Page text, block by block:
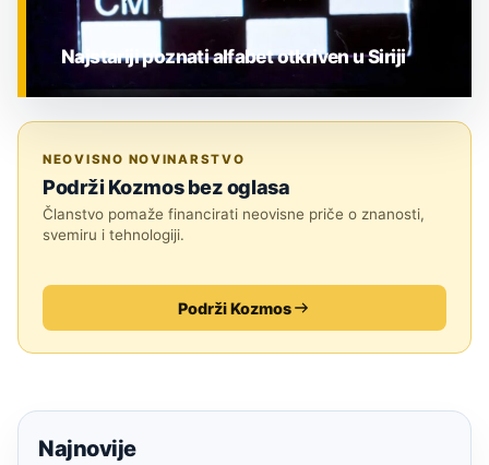
Najstariji poznati alfabet otkriven u Siriji
NEOVISNO NOVINARSTVO
Podrži Kozmos bez oglasa
Članstvo pomaže financirati neovisne priče o znanosti,
svemiru i tehnologiji.
Podrži Kozmos
Najnovije